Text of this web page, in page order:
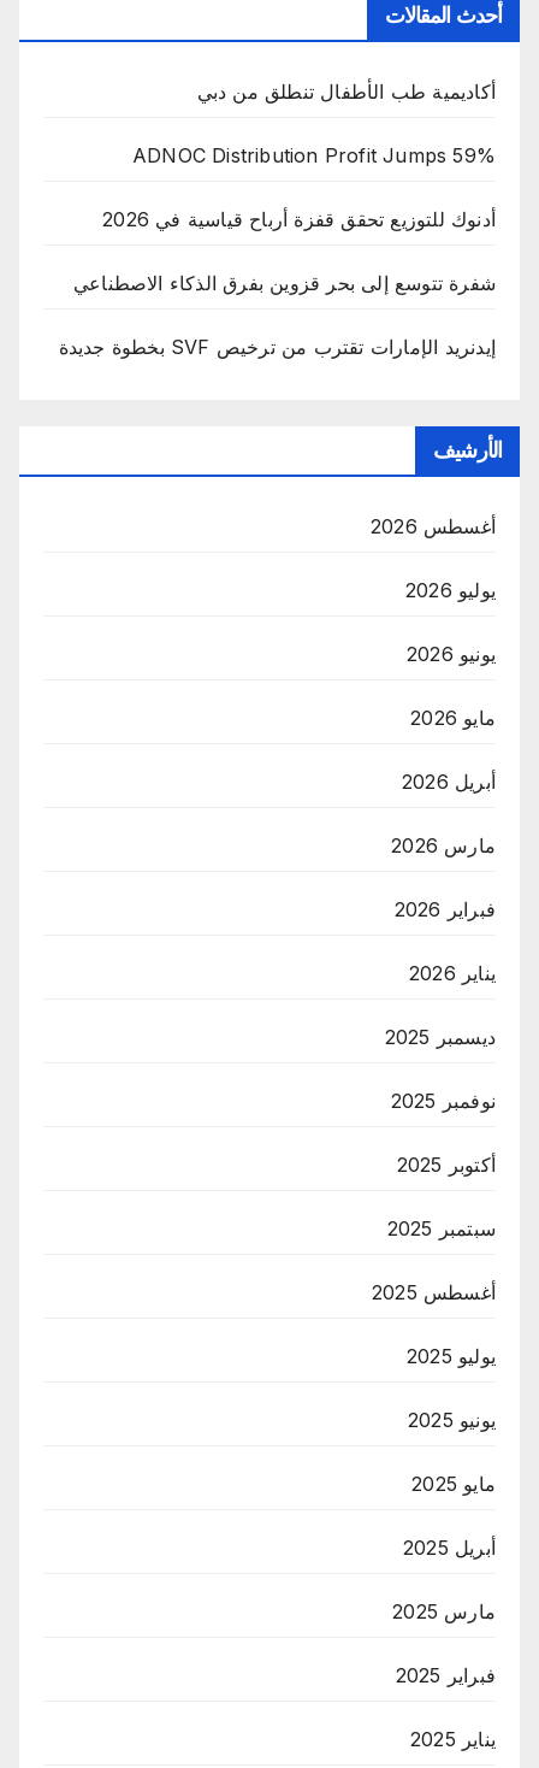
أحدث المقالات
أكاديمية طب الأطفال تنطلق من دبي
ADNOC Distribution Profit Jumps 59%
أدنوك للتوزيع تحقق قفزة أرباح قياسية في 2026
شفرة تتوسع إلى بحر قزوين بفرق الذكاء الاصطناعي
إيدنريد الإمارات تقترب من ترخيص SVF بخطوة جديدة
الأرشيف
أغسطس 2026
يوليو 2026
يونيو 2026
مايو 2026
أبريل 2026
مارس 2026
فبراير 2026
يناير 2026
ديسمبر 2025
نوفمبر 2025
أكتوبر 2025
سبتمبر 2025
أغسطس 2025
يوليو 2025
يونيو 2025
مايو 2025
أبريل 2025
مارس 2025
فبراير 2025
يناير 2025